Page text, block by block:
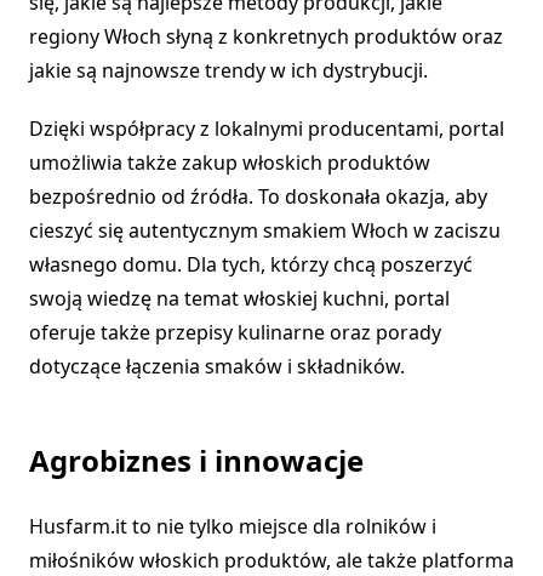
regiony Włoch słyną z konkretnych produktów oraz
jakie są najnowsze trendy w ich dystrybucji.
Dzięki współpracy z lokalnymi producentami, portal
umożliwia także zakup włoskich produktów
bezpośrednio od źródła. To doskonała okazja, aby
cieszyć się autentycznym smakiem Włoch w zaciszu
własnego domu. Dla tych, którzy chcą poszerzyć
swoją wiedzę na temat włoskiej kuchni, portal
oferuje także przepisy kulinarne oraz porady
dotyczące łączenia smaków i składników.
Agrobiznes i innowacje
Husfarm.it to nie tylko miejsce dla rolników i
miłośników włoskich produktów, ale także platforma